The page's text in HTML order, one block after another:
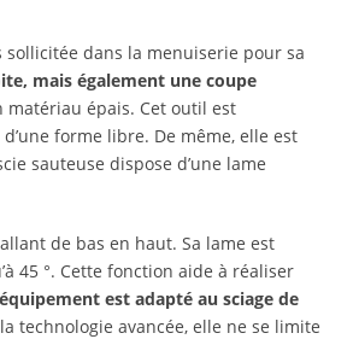
dans la menuiserie pour sa
mais également une coupe
matériau épais. Cet outil est
forme libre. De même, elle est
sauteuse dispose d’une lame
de bas en haut. Sa lame est
45 °. Cette fonction aide à réaliser
est adapté au sciage de
technologie avancée, elle ne se limite